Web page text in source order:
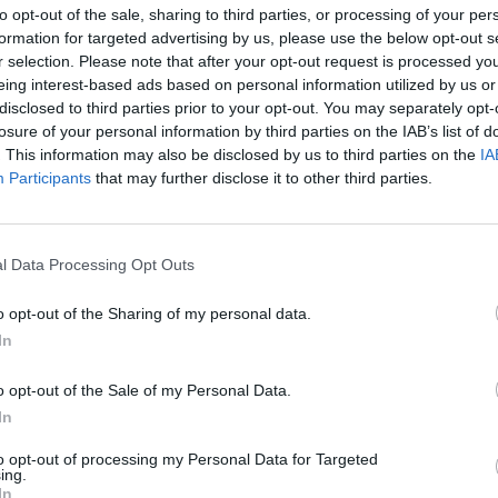
opt-out of the sale, sharing to third parties, or processing of your
for targeted advertising by us, please use the below opt-out
selection. Please note that after your opt-out request is processed
interest-based ads based on personal information utilized by us
to third parties prior to your opt-out. You may separately
of your personal information by third parties on the IAB’s list of
This information may also be disclosed by us to third parties on the
Participants that may further disclose it to other third parties.
Data Processing Opt Outs
opt-out of the Sharing of my personal data.
opt-out of the Sale of my Personal Data.
opt-out of processing my Personal Data for Targeted
ΣΕΡΡΕΣ
Πλήρης απασχόληση | Εργασία από το σπίτι